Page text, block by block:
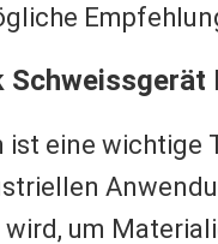
Schweissgerät
ist eine wichtige
um